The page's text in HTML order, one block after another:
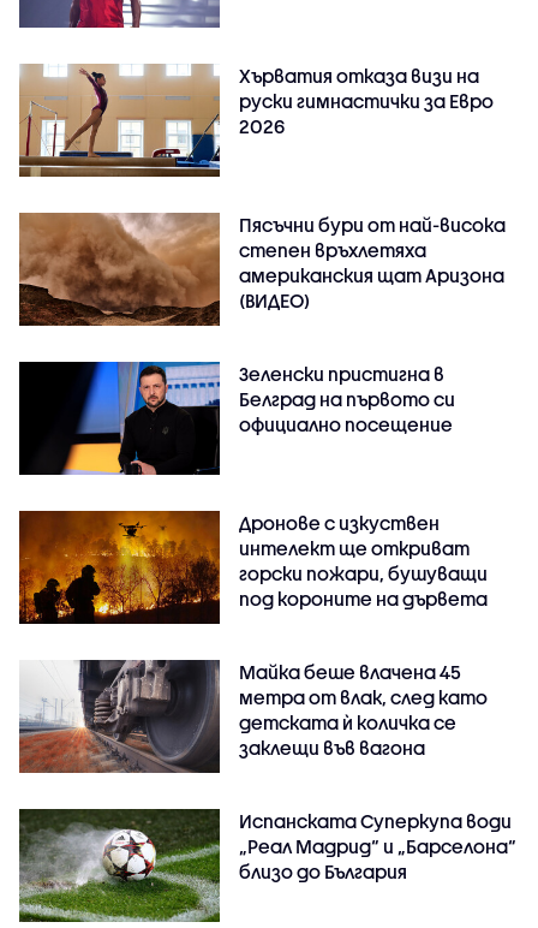
Хърватия отказа визи на
руски гимнастички за Евро
2026
Пясъчни бури от най-висока
степен връхлетяха
американския щат Аризона
(ВИДЕО)
Зеленски пристигна в
Белград на първото си
официално посещение
Дронове с изкуствен
интелект ще откриват
горски пожари, бушуващи
под короните на дървета
Майка беше влачена 45
метра от влак, след като
детската ѝ количка се
заклещи във вагона
Испанската Суперкупа води
„Реал Мадрид“ и „Барселона“
близо до България